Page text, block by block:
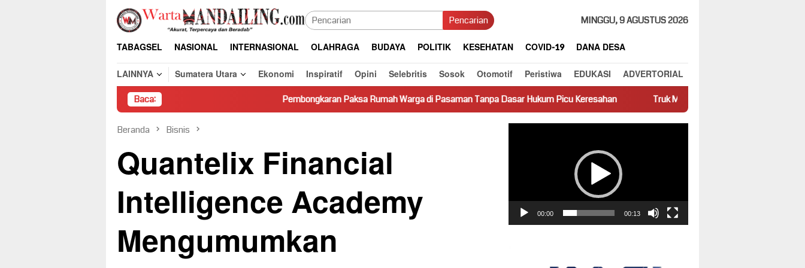
Loncat
konten
Pencarian MINGGU, 9 AGUSTUS 2026
TABAGSEL NASIONAL INTERNASIONAL OLAHRAGA BUDAYA POLITIK KESEHATAN COVID-19
DANA DESA
LAINNYA
Sumatera Utara Ekonomi Inspiratif Opini Selebritis Sosok Otomotif Peristiwa EDUKASI ADVERTORIAL
Baca: Pembongkaran Paksa Rumah Warga di Pasaman Tanpa Dasar Hukum Picu Keresahan Truk Miring Hambat Arus Lalu Lintas di Jalan
Beranda Bisnis
Quantelix Financial
Intelligence Academy
Mengumumkan
00:00 00:13